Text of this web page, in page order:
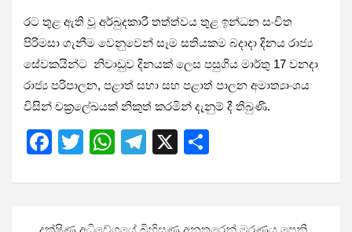
රට තුළ ඇති වූ අර්බුදකාරී තත්ත්වය තුළ ඉන්ධන සංචිත
පිරිමසා ගැනීම වෙනුවෙන් සෑම සතියකම බදාදා දිනය රාජ්‍ය
සේවකයින්ට නිවාඩුව දිනයක් ලෙස පසුගිය මාර්තු 17 වනදා
රාජ්‍ය පරිපාලන, පළාත් සභා සහ පළාත් පාලන අමාත්‍යාංශය
විසින් චක්‍රලේඛයක් නිකුත් කරමින් දැනුම් දී තිබුණි.
F
ce
b
T
tt
er
W
at
T
e
gr
X
ar